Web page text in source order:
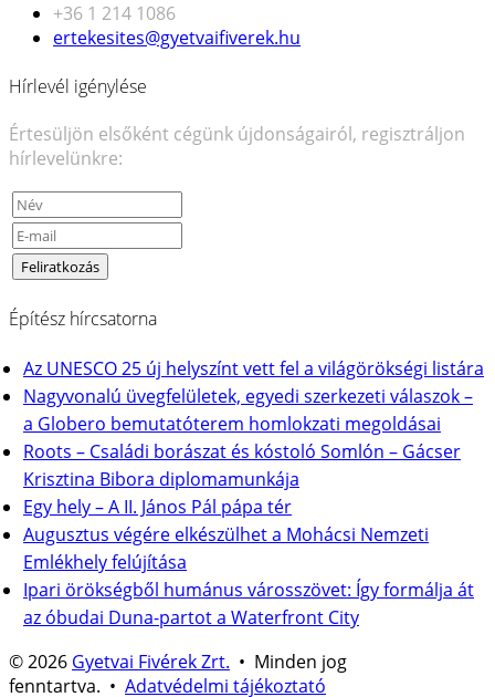
+36 1 214 1086
ertekesites@gyetvaifiverek.hu
Hírlevél igénylése
Értesüljön elsőként cégünk újdonságairól, regisztráljon
hírlevelünkre:
Építész hírcsatorna
Az UNESCO 25 új helyszínt vett fel a világörökségi listára
Nagyvonalú üvegfelületek, egyedi szerkezeti válaszok –
a Globero bemutatóterem homlokzati megoldásai
Roots – Családi borászat és kóstoló Somlón – Gácser
Krisztina Bibora diplomamunkája
Egy hely – A II. János Pál pápa tér
Augusztus végére elkészülhet a Mohácsi Nemzeti
Emlékhely felújítása
Ipari örökségből humánus városszövet: Így formálja át
az óbudai Duna-partot a Waterfront City
© 2026 Gyetvai Fivérek Zrt. • Minden jog
fenntartva. • Adatvédelmi tájékoztató